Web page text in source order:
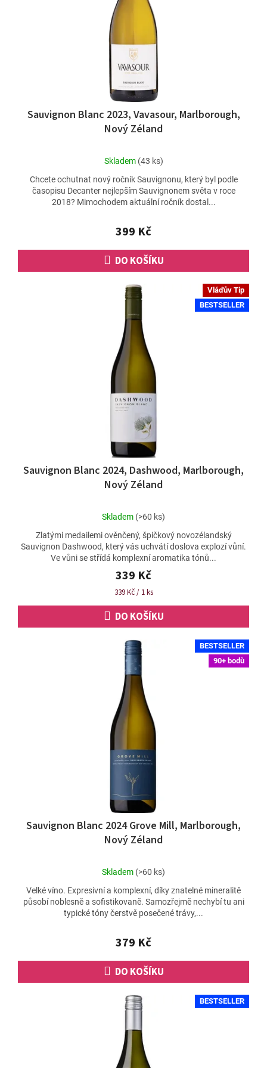
Sauvignon Blanc 2023, Vavasour, Marlborough,
Nový Zéland
Průměrné
produktu
je
5,0
5
hvězdiček.
Skladem (43 ks)
399 Kč
DO KOŠÍKU
Chcete ochutnat nový ročník Sauvignonu, který byl podle
časopisu Decanter nejlepším Sauvignonem světa v roce
2018? Mimochodem aktuální ročník dostal...
Vláďův Tip
BESTSELLER
Sauvignon Blanc 2024, Dashwood, Marlborough,
Nový Zéland
Průměrné
produktu
je
4,8
z
5
hvězdiček.
Skladem (>60 ks)
339 Kč
Měrná
339 Kč / 1 ks
DO KOŠÍKU
Zlatými medailemi ověnčený, špičkový novozélandský
Sauvignon Dashwood, který vás uchvátí doslova explozí vůní.
Ve vůni se střídá komplexní aromatika tónů...
BESTSELLER
90+ bodů
Sauvignon Blanc 2024 Grove Mill, Marlborough,
Nový Zéland
Průměrné
produktu
je
4,8
5
hvězdiček.
Skladem (>60 ks)
379 Kč
DO KOŠÍKU
Velké víno. Expresivní a komplexní, díky znatelné mineralitě
působí noblesně a sofistikovaně. Samozřejmě nechybí tu ani
typické tóny čerstvě posečené trávy,...
BESTSELLER